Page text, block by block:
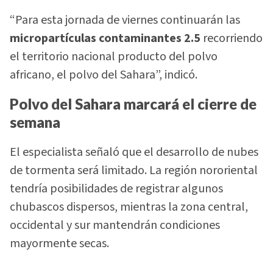
“Para esta jornada de viernes continuarán las
micropartículas contaminantes 2.5 recorriendo
el territorio nacional producto del polvo
africano, el polvo del Sahara”, indicó.
Polvo del Sahara marcará el cierre de
semana
El especialista señaló que el desarrollo de nubes
de tormenta será limitado. La región nororiental
tendría posibilidades de registrar algunos
chubascos dispersos, mientras la zona central,
occidental y sur mantendrán condiciones
mayormente secas.